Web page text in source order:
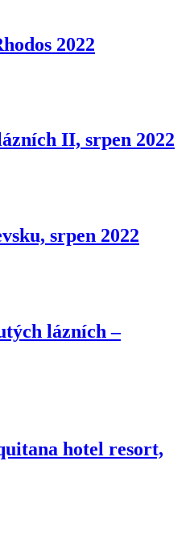
2022
II, srpen 2022
srpen 2022
lázních –
hotel resort,